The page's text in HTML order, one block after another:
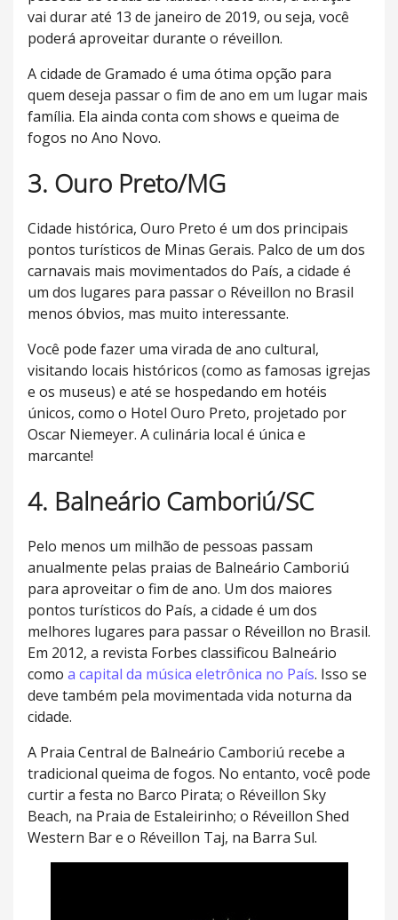
vai durar até 13 de janeiro de 2019, ou seja, você
poderá aproveitar durante o réveillon.
A cidade de Gramado é uma ótima opção para
quem deseja passar o fim de ano em um lugar mais
família. Ela ainda conta com shows e queima de
fogos no Ano Novo.
3. Ouro Preto/MG
Cidade histórica, Ouro Preto é um dos principais
pontos turísticos de Minas Gerais. Palco de um dos
carnavais mais movimentados do País, a cidade é
um dos lugares para passar o Réveillon no Brasil
menos óbvios, mas muito interessante.
Você pode fazer uma virada de ano cultural,
visitando locais históricos (como as famosas igrejas
e os museus) e até se hospedando em hotéis
únicos, como o Hotel Ouro Preto, projetado por
Oscar Niemeyer. A culinária local é única e
marcante!
4. Balneário Camboriú/SC
Pelo menos um milhão de pessoas passam
anualmente pelas praias de Balneário Camboriú
para aproveitar o fim de ano. Um dos maiores
pontos turísticos do País, a cidade é um dos
melhores lugares para passar o Réveillon no Brasil.
Em 2012, a revista Forbes classificou Balneário
como a capital da música eletrônica no País. Isso se
deve também pela movimentada vida noturna da
cidade.
A Praia Central de Balneário Camboriú recebe a
tradicional queima de fogos. No entanto, você pode
curtir a festa no Barco Pirata; o Réveillon Sky
Beach, na Praia de Estaleirinho; o Réveillon Shed
Western Bar e o Réveillon Taj, na Barra Sul.